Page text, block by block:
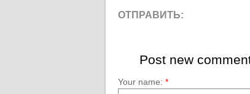
ОТПРАВИТЬ:
Post new
Your name: *